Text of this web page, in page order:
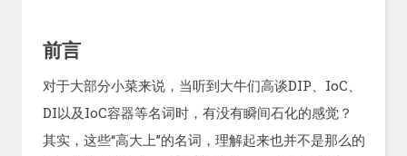
前言
对于大部分小菜来说，当听到大牛们高谈DIP、IoC、
DI以及IoC容器等名词时，有没有瞬间石化的感觉？
其实，这些“高大上”的名词，理解起来也并不是那么的